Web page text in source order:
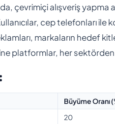
çevrimiçi alışveriş yapma
cep telefonları ile
markaların hedef
platformlar, her sektörden
Büyüme Oranı
20